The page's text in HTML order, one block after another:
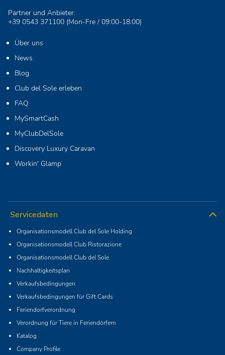
Partner und Anbieter:
+39 0543 371100 (Mon-Fre / 09:00-18:00)
Über uns
News
Blog
Club del Sole erleben
FAQ
MySmartCash
MyClubDelSole
Discovery Luxury Caravan
Workin' Glamp
Servicedaten
Organisationsmodell Club del Sole Holding
Organisationsmodell Club Ristorazione
Organisationsmodell Club del Sole
Nachhaltigkeitsplan
Verkaufsbedingungen
Verkaufsbedingungen für Gift Cards
Feriendorfverordnung
Verordnung für Tiere in Feriendörfern
Katalog
Company Profile